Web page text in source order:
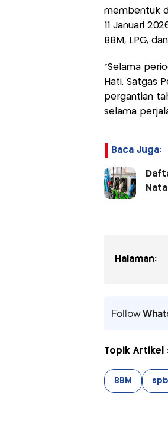
membentuk
11 Januari
BBM, LPG,
“Selama
Hati. Satgas
pergantian
selama
Baca Juga:
Natal
Halaman:
Follow
Topik Artikel
BBM